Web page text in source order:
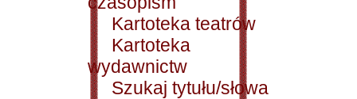
Kartoteka teatrów
Kartoteka
wydawnictw
Szukaj tytułu/słowa